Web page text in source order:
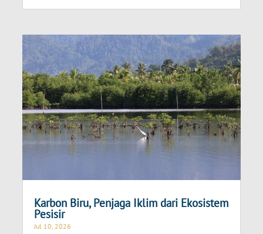
Karbon Biru, Penjaga Iklim dari Ekosistem
Pesisir
Jul 10, 2026